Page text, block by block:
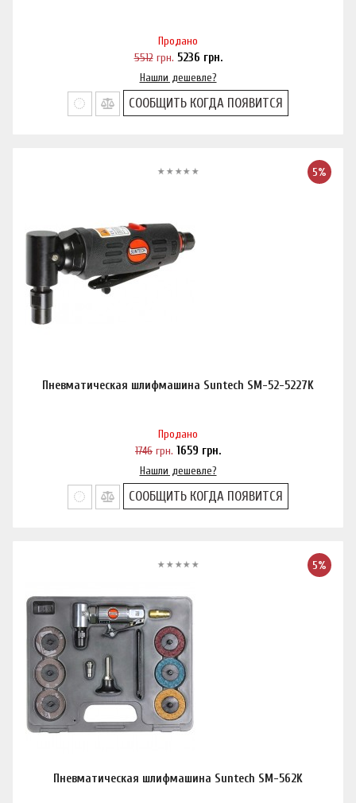
Продано
5512грн. 5236 грн.
Нашли дешевле?
СООБЩИТЬ КОГДА ПОЯВИТСЯ
5%
Пневматическая шлифмашина Suntech SM-52-5227K
Продано
1746 грн. 1659 грн.
Нашли дешевле?
СООБЩИТЬ КОГДА ПОЯВИТСЯ
5%
Пневматическая шлифмашина Suntech SM-562K